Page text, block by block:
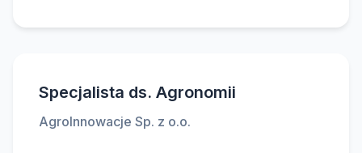
Specjalista ds. Agronomii
AgroInnowacje Sp. z o.o.